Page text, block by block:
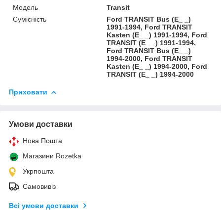
Модель
Transit
Сумісність
Ford TRANSIT Bus (E_ _)
1991-1994, Ford TRANSIT
Kasten (E_ _) 1991-1994, Ford
TRANSIT (E_ _) 1991-1994,
Ford TRANSIT Bus (E_ _)
1994-2000, Ford TRANSIT
Kasten (E_ _) 1994-2000, Ford
TRANSIT (E_ _) 1994-2000
Приховати
Умови доставки
Нова Пошта
Магазини Rozetka
Укрпошта
Самовивіз
Всі умови доставки